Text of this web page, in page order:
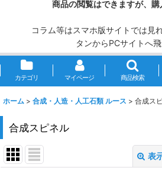
商品の閲覧はできますが、購
コラム等はスマホ版サイトでは見
タンからPCサイトへ
カテゴリ マイページ 商品検索
ホーム > 合成・人造・人工石類 ルース > 合成ス
合成スピネル
表